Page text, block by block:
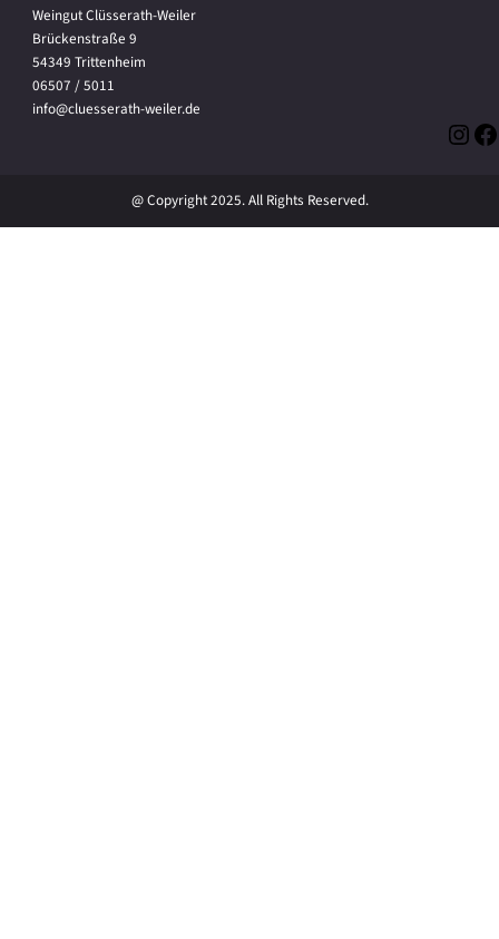
Weingut Clüsserath-Weiler
Brückenstraße 9
54349 Trittenheim
06507 / 5011
info@cluesserath-weiler.de
@ Copyright 2025. All Rights Reserved.